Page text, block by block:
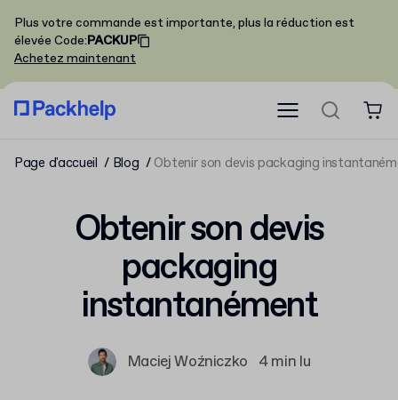
Plus votre commande est importante, plus la réduction est
élevée Code:PACKUP
Achetez maintenant
Page d'accueil Blog Obtenir son devis packaging
Obtenir son devis
packaging
instantanément
Maciej Woźniczko 4 min lu